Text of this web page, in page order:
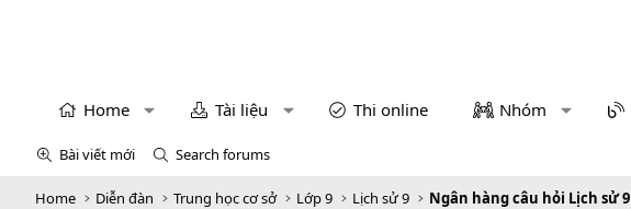
Home Tài liệu Thi online Nhóm
Bài viết mới Search forums
Home Diễn đàn Trung học cơ sở Lớp 9 Lịch sử 9 Ngân hàng câu hỏi Lịch sử 9